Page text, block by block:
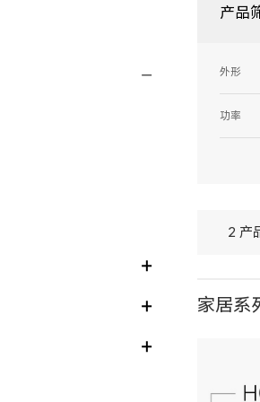
产品
外形
功率
2 产
家居系